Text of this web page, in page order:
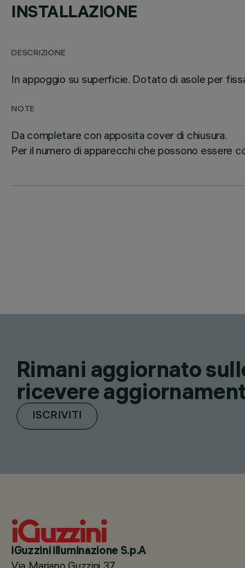
INSTALLAZIONE
DESCRIZIONE
In appoggio su superficie. Dotato di asole per
NOTE
Da completare con apposita cover di chiusura.
Per il numero di apparecchi che possono essere
Rimani aggiornato
ricevere
ISCRIVITI
iGuzzini illuminazione S.p.A
Via Mariano Guzzini 37